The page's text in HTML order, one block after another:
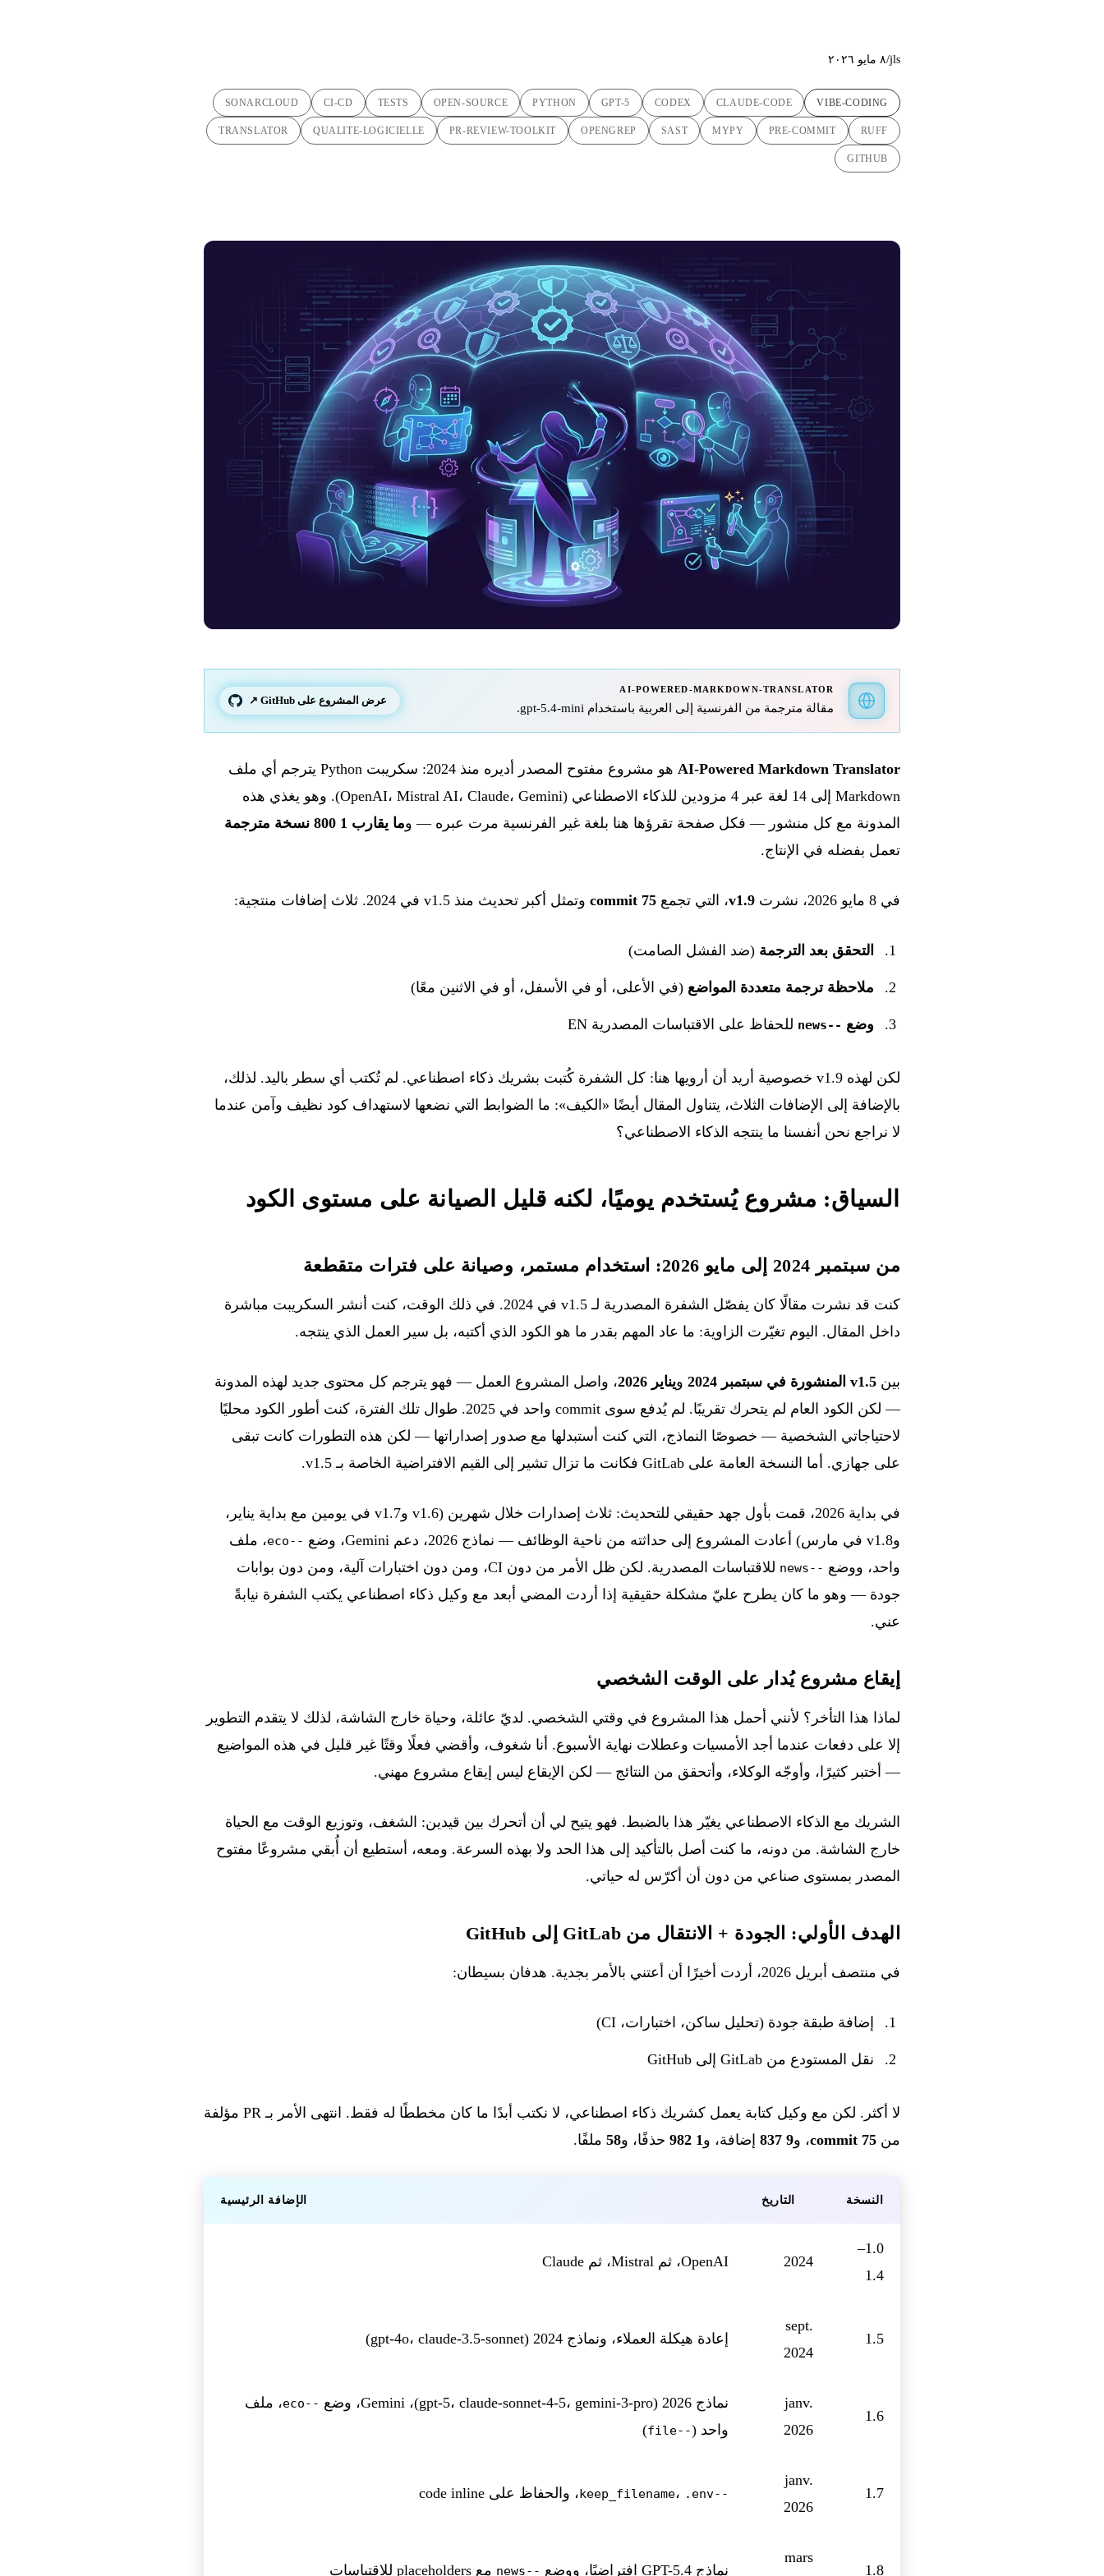
jls
/٨ مايو ٢٠٢٦
VIBE-CODING
CLAUDE-CODE
CODEX
GPT-5
PYTHON
OPEN-SOURCE
TESTS
CI-CD
SONARCLOUD
RUFF
PRE-COMMIT
MYPY
SAST
OPENGREP
PR-REVIEW-TOOLKIT
QUALITE-LOGICIELLE
TRANSLATOR
GITHUB
AI-POWERED-MARKDOWN-TRANSLATOR
مقالة مترجمة من الفرنسية إلى العربية باستخدام gpt-5.4-mini.
عرض المشروع على GitHub ↗
AI-Powered Markdown Translator
هو مشروع مفتوح المصدر أديره منذ 2024: سكريبت Python يترجم أي ملف
Markdown إلى 14 لغة عبر 4 مزودين للذكاء الاصطناعي (OpenAI، Mistral AI، Claude، Gemini). وهو يغذي هذه
المدونة مع كل منشور — فكل صفحة تقرؤها هنا بلغة غير الفرنسية مرت عبره — وما يقارب 1 800 نسخة مترجمة
تعمل بفضله في الإنتاج.
في 8 مايو 2026، نشرت v1.9، التي تجمع 75 commit وتمثل أكبر تحديث منذ v1.5 في 2024. ثلاث إضافات منتجية:
التحقق بعد الترجمة (ضد الفشل الصامت)
ملاحظة ترجمة متعددة المواضع (في الأعلى، أو في الأسفل، أو في الاثنين معًا)
وضع --news للحفاظ على الاقتباسات المصدرية EN
لكن لهذه v1.9 خصوصية أريد أن أرويها هنا: كل الشفرة كُتبت بشريك ذكاء اصطناعي. لم تُكتب أي سطر باليد. لذلك،
بالإضافة إلى الإضافات الثلاث، يتناول المقال أيضًا «الكيف»: ما الضوابط التي نضعها لاستهداف كود نظيف وآمن عندما
لا نراجع نحن أنفسنا ما ينتجه الذكاء الاصطناعي؟
السياق: مشروع يُستخدم يوميًا، لكنه قليل الصيانة على مستوى الكود
من سبتمبر 2024 إلى مايو 2026: استخدام مستمر، وصيانة على فترات متقطعة
كنت قد نشرت مقالًا كان يفصّل الشفرة المصدرية لـ v1.5 في 2024
. في ذلك الوقت، كنت أنشر السكريبت مباشرة
داخل المقال. اليوم تغيّرت الزاوية: ما عاد المهم بقدر ما هو الكود الذي أكتبه، بل سير العمل الذي ينتجه.
بين v1.5 المنشورة في سبتمبر 2024 ويناير 2026
، واصل المشروع العمل — فهو يترجم كل محتوى جديد لهذه المدونة
— لكن الكود العام لم يتحرك تقريبًا. لم يُدفع سوى commit واحد في 2025. طوال تلك الفترة، كنت أطور الكود محليًا
لاحتياجاتي الشخصية — خصوصًا النماذج، التي كنت أستبدلها مع صدور إصداراتها — لكن هذه التطورات كانت تبقى
على جهازي. أما النسخة العامة على GitLab فكانت ما تزال تشير إلى القيم الافتراضية الخاصة بـ v1.5.
في بداية 2026، قمت بأول جهد حقيقي للتحديث: ثلاث إصدارات خلال شهرين (v1.6 وv1.7 في يومين مع بداية يناير،
وv1.8 في مارس) أعادت المشروع إلى حداثته من ناحية الوظائف — نماذج 2026، دعم Gemini، وضع
--eco
، ملف
واحد، ووضع --news
للاقتباسات المصدرية. لكن ظل الأمر من دون CI، ومن دون اختبارات آلية، ومن دون بوابات
جودة — وهو ما كان يطرح عليّ مشكلة حقيقية إذا أردت المضي أبعد مع وكيل ذكاء اصطناعي يكتب الشفرة نيابةً
عني.
إيقاع مشروع يُدار على الوقت الشخصي
لماذا هذا التأخر؟ لأنني أحمل هذا المشروع في وقتي الشخصي. لديّ عائلة، وحياة خارج الشاشة، لذلك لا يتقدم التطوير
إلا على دفعات عندما أجد الأمسيات وعطلات نهاية الأسبوع. أنا شغوف، وأقضي فعلًا وقتًا غير قليل في هذه المواضيع
— أختبر كثيرًا، وأوجّه الوكلاء، وأتحقق من النتائج — لكن الإيقاع ليس إيقاع مشروع مهني.
الشريك مع الذكاء الاصطناعي يغيّر هذا بالضبط. فهو يتيح لي أن أتحرك بين قيدين: الشغف، وتوزيع الوقت مع الحياة
خارج الشاشة. من دونه، ما كنت أصل بالتأكيد إلى هذا الحد ولا بهذه السرعة. ومعه، أستطيع أن أُبقي مشروعًا مفتوح
المصدر بمستوى صناعي من دون أن أكرّس له حياتي.
الهدف الأولي: الجودة + الانتقال من GitLab إلى GitHub
في منتصف أبريل 2026، أردت أخيرًا أن أعتني بالأمر بجدية. هدفان بسيطان:
إضافة طبقة جودة (تحليل ساكن، اختبارات، CI)
نقل المستودع من GitLab إلى GitHub
لا أكثر. لكن مع وكيل كتابة يعمل كشريك ذكاء اصطناعي، لا نكتب أبدًا ما كان مخططًا له فقط. انتهى الأمر بـ PR مؤلفة
من 75 commit ، و9 837 إضافة، و 1 982 حذفًا، و58 ملفًا.
النسخة التاريخ الإضافة الرئيسية
1.0–
1.4
2024 OpenAI، ثم Mistral، ثم Claude
1.5
sept.
2024
إعادة هيكلة العملاء، ونماذج 2024 (gpt-4o، claude-3.5-sonnet)
1.6
janv.
2026
نماذج 2026 (gpt-5، claude-sonnet-4-5، gemini-3-pro)، Gemini، وضع --eco
، ملف
واحد (--file
)
1.7
janv.
2026
--keep_filename ، .env ، والحفاظ على code inline
1.8
mars
نماذج GPT-5.4 افتراضيًا، ووضع --news مع placeholders للاقتباسات